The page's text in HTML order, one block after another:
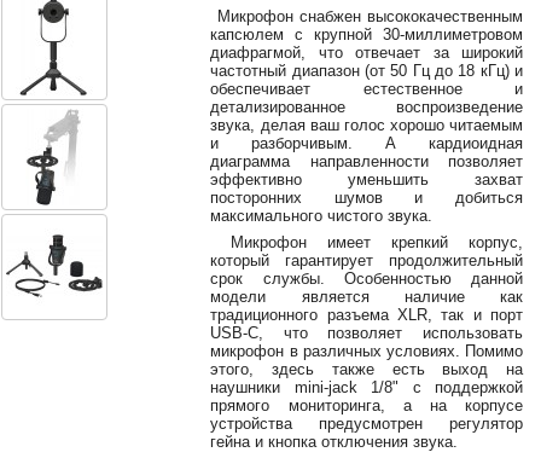
8
0162
25-
38-
38
jsound.by
jsoundby
Микрофон снабжен высококачественным
капсюлем с крупной 30-миллиметровом
диафрагмой, что отвечает за широкий
частотный диапазон (от 50 Гц до 18 кГц) и
обеспечивает естественное и
детализированное воспроизведение
звука, делая ваш голос хорошо читаемым
и разборчивым. А кардиоидная
диаграмма направленности позволяет
эффективно уменьшить захват
посторонних шумов и добиться
максимального чистого звука.
Микрофон имеет крепкий корпус,
который гарантирует продолжительный
срок службы. Особенностью данной
модели является наличие как
традиционного разъема XLR, так и порт
USB-C, что позволяет использовать
микрофон в различных условиях. Помимо
этого, здесь также есть выход на
наушники mini-jack 1/8" с поддержкой
прямого мониторинга, а на корпусе
устройства предусмотрен регулятор
гейна и кнопка отключения звука.